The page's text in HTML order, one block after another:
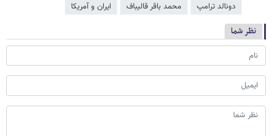
دونالد ترامپ محمد باقر قالیباف ایران و آمریکا
نظر شما